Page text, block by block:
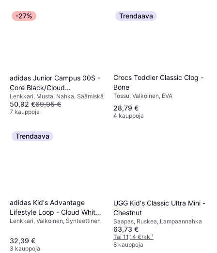
-27%
adidas Junior Campus 00S -
Core Black/Cloud
White/Cloud White
Lenkkari, Musta, Nahka, Säämiskä
50,92 €69,95 €
7 kauppoja
Trendaava
Crocs Toddler Classic Clog -
Bone
Tossu, Valkoinen, EVA
28,79 €
4 kauppoja
Trendaava
adidas Kid's Advantage
Lifestyle Loop - Cloud White /
Real Pink / Core Black
Lenkkari, Valkoinen, Synteettinen
32,39 €
3 kauppoja
UGG Kid's Classic Ultra Mini -
Chestnut
Saapas, Ruskea, Lampaannahka
63,73 €
Tai 11,14 €/kk.¹
8 kauppoja